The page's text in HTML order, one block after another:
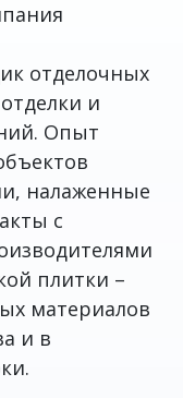
отделочных
и
Опыт
налаженные
с
плитки –
материалов
и в